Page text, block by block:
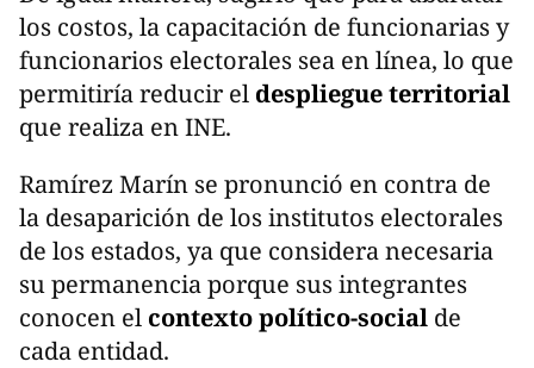
los costos, la capacitación de funcionarias y
funcionarios electorales sea en línea, lo que
permitiría reducir el despliegue territorial
que realiza en INE.
Ramírez Marín se pronunció en contra de
la desaparición de los institutos electorales
de los estados, ya que considera necesaria
su permanencia porque sus integrantes
conocen el contexto político-social de
cada entidad.